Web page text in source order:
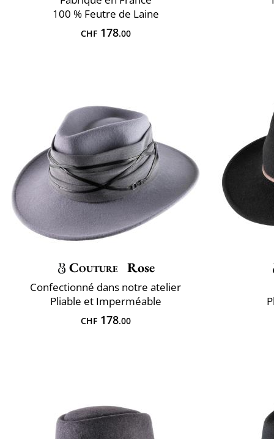
100 % Feutre de Laine
CHF178.00
Couture Rose
Confectionné dans notre atelier
Pliable et Imperméable
CHF178.00